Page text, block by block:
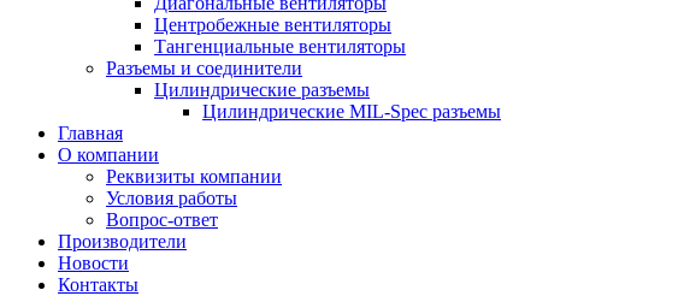
Центробежные вентиляторы
Тангенциальные вентиляторы
Разъемы и соединители
Цилиндрические разъемы
Цилиндрические MIL-Spec разъемы
Главная
О компании
Реквизиты компании
Условия работы
Вопрос-ответ
Производители
Новости
Контакты